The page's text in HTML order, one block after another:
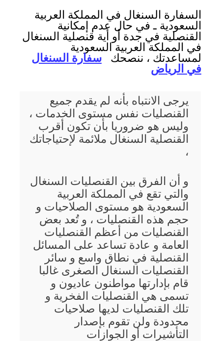
السفارة السنغال في المملكة العربية
السعودية ـ في حال عدم إمكانية
القنصلية في جدة أو أية قنصلية السنغال
في المملكة العربية السعودية
لمساعدتك ، ننصحكسفارة السنغال
في الرياض
يرجى الانتباه بأنه لم يقدم جميع
القنصليات نفس مستوى الخدمات ،
وليس هو ضروريا بأن تكون أقرب
القنصلية السنغال ملائمة لإحتياجاتك
،
و أن الفرق بين القنصليات السنغال
والتي تقع في المملكة العربية
السعودية هو مستوى الصلاحيات و
حجم هذه القنصليات ، و تُعد بعض
القنصليات من أعظم القنصليات
العامة و عادة تساعد على المسائل
القنصلية في نطاق واسع و سائر
القنصليات السنغال الصغرى غالبا
قام بإدارتها مواطنون عاديون و
تسمى هي القنصليات الفخرية و
تلك القنصليات لديها صلاحيات
محدودة ولن تقوم بإصدار
التأشيرات أو الجوازات